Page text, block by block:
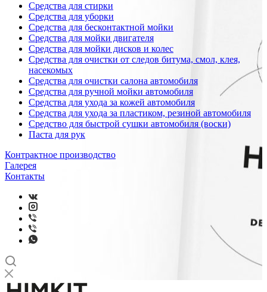
Средства для стирки
Средства для уборки
Средства для бесконтактной мойки
Средства для мойки двигателя
Средства для мойки дисков и колес
Средства для очистки от следов битума, смол, клея,
насекомых
Средства для очистки салона автомобиля
Средства для ручной мойки автомобиля
Средства для ухода за кожей автомобиля
Средства для ухода за пластиком, резиной автомобиля
Средство для быстрой сушки автомобиля (воски)
Паста для рук
Контрактное производство
Галерея
Контакты